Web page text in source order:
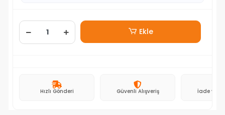
Ekle
Hızlı Gönderi Güvenli Alışveriş İade ve